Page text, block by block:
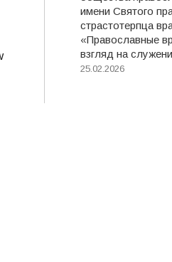
имени Святого
страстотерпца
«Православные
взгляд на
25.02.2026